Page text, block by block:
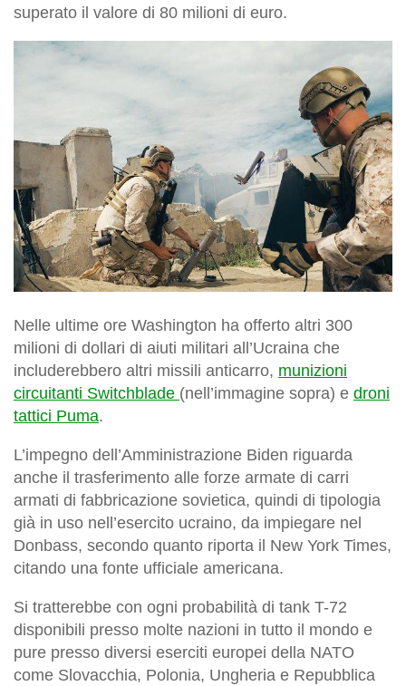
superato il valore di 80 milioni di euro.
Nelle ultime ore Washington ha offerto altri 300
milioni di dollari di aiuti militari all’Ucraina che
includerebbero altri missili anticarro, munizioni
circuitanti Switchblade (nell’immagine sopra) e droni
tattici Puma.
L’impegno dell’Amministrazione Biden riguarda
anche il trasferimento alle forze armate di carri
armati di fabbricazione sovietica, quindi di tipologia
già in uso nell’esercito ucraino, da impiegare nel
Donbass, secondo quanto riporta il New York Times,
citando una fonte ufficiale americana.
Si tratterebbe con ogni probabilità di tank T-72
disponibili presso molte nazioni in tutto il mondo e
pure presso diversi eserciti europei della NATO
come Slovacchia, Polonia, Ungheria e Repubblica